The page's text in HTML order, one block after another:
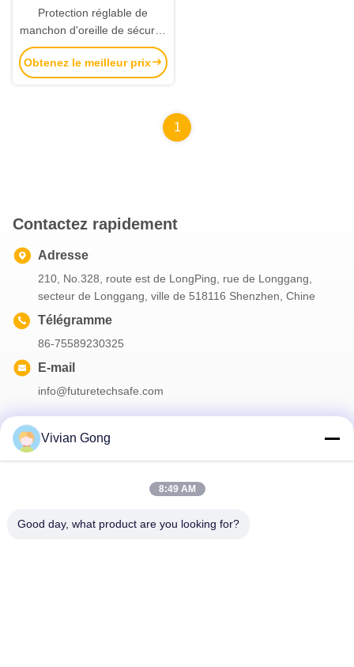
Protection réglable de
manchon d'oreille de sécurité
d'ABS de PPE pour la
protection auditive
Obtenez le meilleur prix
1
Contactez rapidement
Adresse
210, No.328, route est de LongPing, rue de Longgang,
secteur de Longgang, ville de 518116 Shenzhen, Chine
Télégramme
86-75589230325
E-mail
info@futuretechsafe.com
encore.
Vivian Gong
8:49 AM
Good day, what product are you looking for?